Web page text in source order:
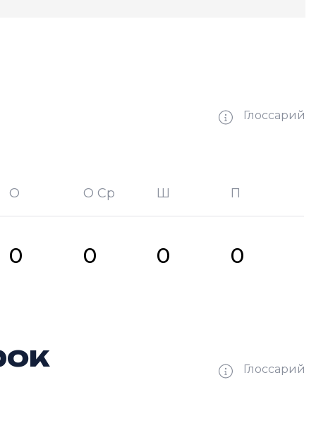
Глоссарий
О О Ср Ш П
0 0 0 0
Глоссарий